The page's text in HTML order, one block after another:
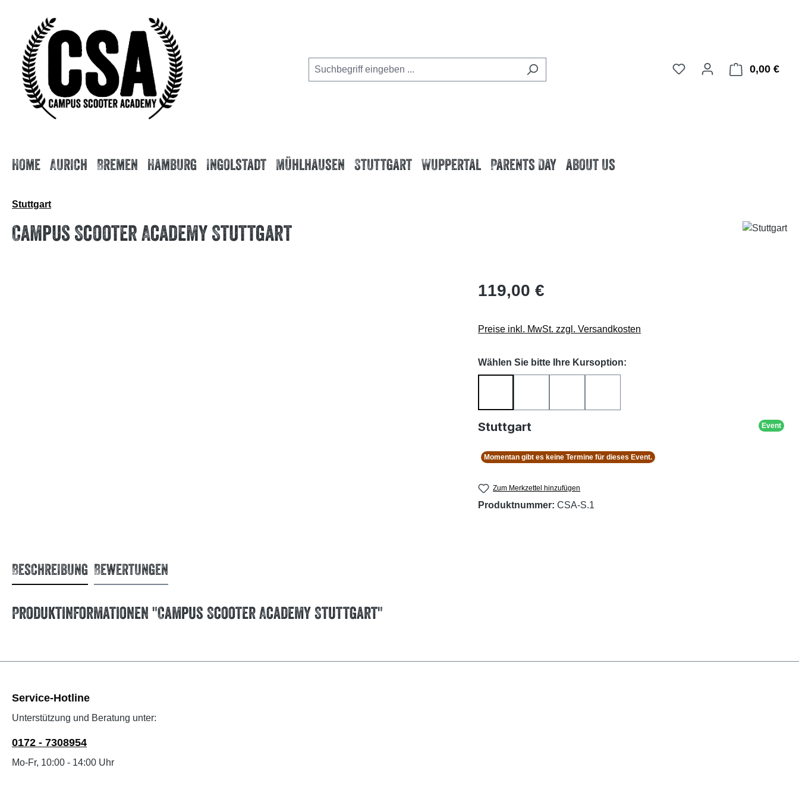
0,00 €
Home Aurich Bremen Hamburg Ingolstadt Mühlhausen Stuttgart Wuppertal Parents Day about us
Stuttgart
Campus Scooter Academy Stuttgart
119,00 €
Preise inkl. MwSt. zzgl. Versandkosten
Wählen Sie bitte Ihre Kursoption:
Stuttgart Event
Momentan gibt es keine Termine für dieses Event.
Zum Merkzettel hinzufügen
Produktnummer: CSA-S.1
Beschreibung Bewertungen
Produktinformationen "Campus Scooter Academy Stuttgart"
Service-Hotline
Unterstützung und Beratung unter:
0172 - 7308954
Mo-Fr, 10:00 - 14:00 Uhr